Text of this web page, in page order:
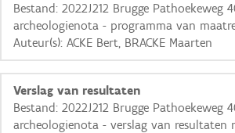
+ −
Bestand: 2022J212 Brugge Pathoekeweg
archeologienota - programma van
Auteur(s): ACKE Bert, BRACKE Maarten
Verslag van resultaten
Bestand: 2022J212 Brugge Pathoekeweg
archeologienota - verslag van resultaten